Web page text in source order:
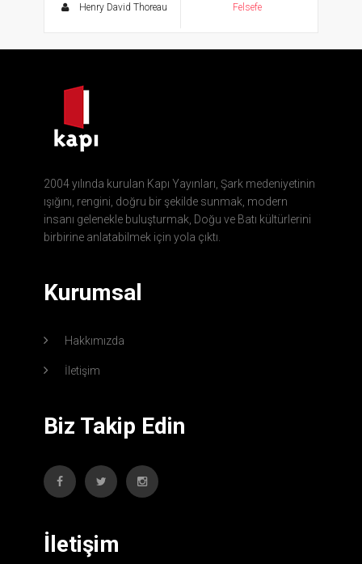
Henry David Thoreau Felsefe
2004 yılında kurulan Kapı Yayınları, Şark medeniyetinin
ışığını, rengini, doğru bir şekilde sunmak, modern
insanı gelenekle buluşturmak, Doğu ve Batı kültürlerini
birbirine anlatabilmek için yola çıktı.
Kurumsal
Hakkımızda
İletişim
Biz Takip Edin
İletişim